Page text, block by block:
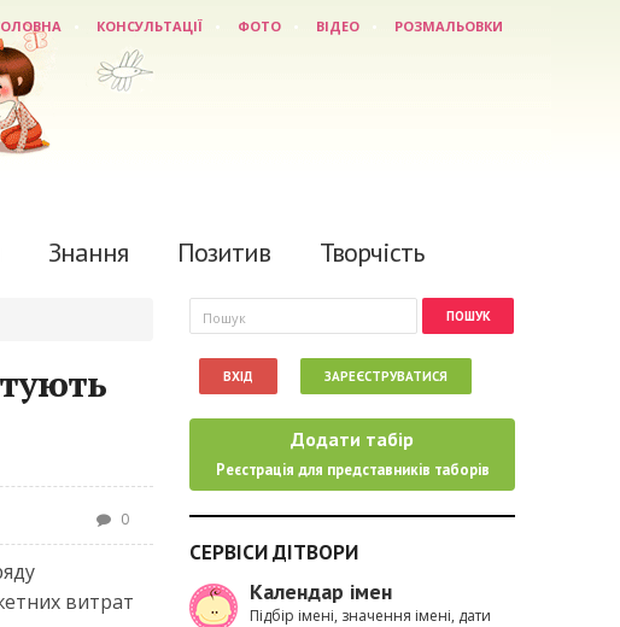
КОНСУЛЬТАЦІЇ ФОТО ВІДЕО РОЗМАЛЬОВКИ
Знання Позитив Творчість
0
витрат
Пошукова форма
Пошук
ВХІД ЗАРЕЄСТРУВАТИСЯ
Додати табір
Реєстрація для представників таборів
СЕРВІСИ ДІТВОРИ
Календар імен
Підбір імені, значення імені, дати